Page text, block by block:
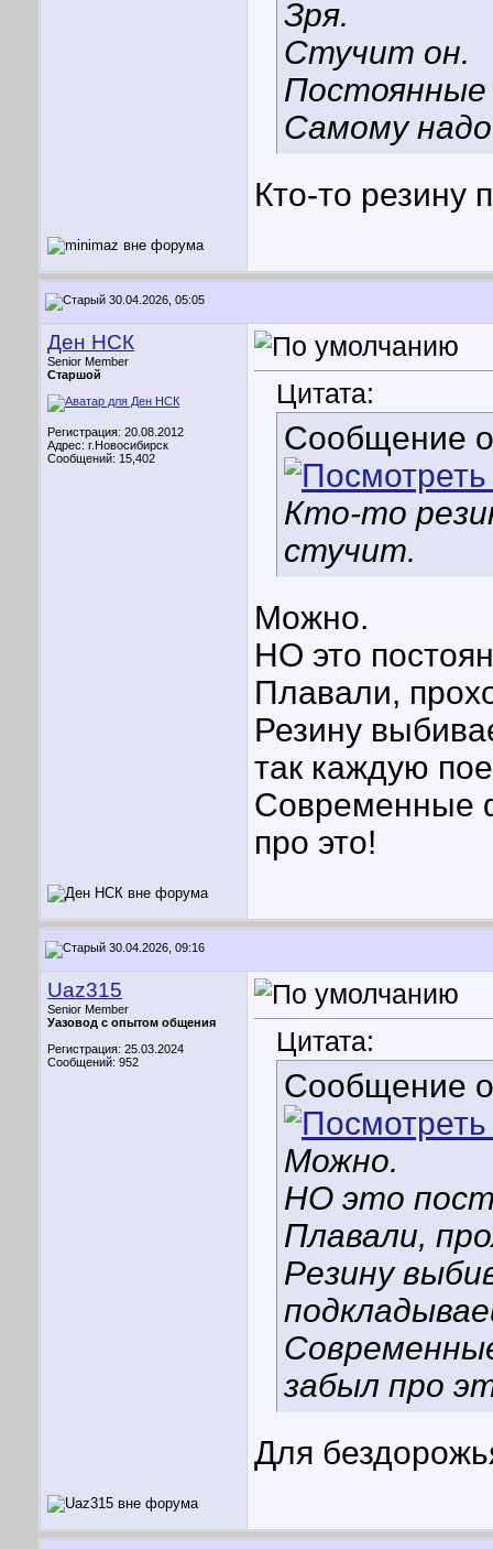
Зря.
Стучит он.
Постоянные
Самому
Кто-то резину
30.04.2026, 05:05
Ден НСК
Senior Member
Старшой
Регистрация: 20.08.2012
Адрес: г.Новосибирск
Сообщений: 15,402
Цитата:
Сообщение
Кто-то
стучит.
Можно.
НО это
Плавали,
Резину
так каждую
Современные
про это!
30.04.2026, 09:16
Uaz315
Senior Member
Уазовод с опытом общения
Регистрация: 25.03.2024
Сообщений: 952
Цитата:
Сообщение
Можно.
НО это
Плавали,
Резину
забыл про
Для